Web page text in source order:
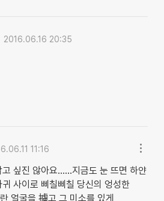
2016.06.16 20:35
11:16
싶진 않아요......지금도 눈 뜨면 하얀
사이로 삐칠삐칠 당신의 엉성한
얼굴을 擄고 그 미소를 있게